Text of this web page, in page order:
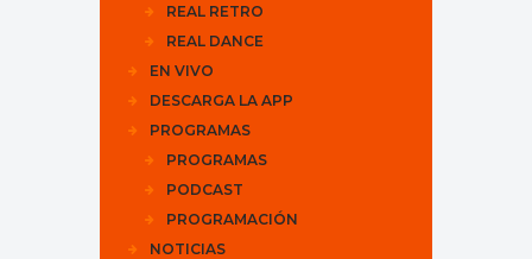
REAL RETRO
REAL DANCE
EN VIVO
DESCARGA LA APP
PROGRAMAS
PROGRAMAS
PODCAST
PROGRAMACIÓN
NOTICIAS